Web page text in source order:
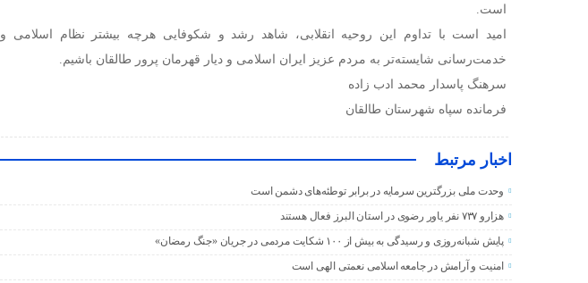
است.
امید است با تداوم این روحیه انقلابی، شاهد رشد و شکوفایی هرچه بیشتر نظام اسلامی و
خدمت‌رسانی شایسته‌تر به مردم عزیز ایران اسلامی و دیار قهرمان پرور طالقان باشیم.
سرهنگ پاسدار محمد ادب زاده
فرمانده سپاه شهرستان طالقان
اخبار مرتبط
وحدت ملی بزرگترین سرمایه در برابر توطئه‌های دشمن است
هزارو ۷۳۷ نفر یاور رضوی در استان البرز فعال هستند
پایش شبانه‌روزی و رسیدگی به بیش از ۱۰۰ شکایت مردمی در جریان «جنگ رمضان»
امنیت و آرامش در جامعه اسلامی نعمتی الهی است